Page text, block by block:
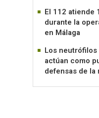
El 112 atiende
durante la
en Málaga
Los
actúan como
defensas de la